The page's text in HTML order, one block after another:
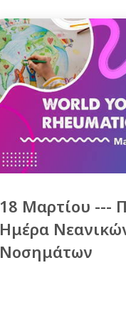
18 Μαρτίου ---
Ημέρα
Νοσημάτων